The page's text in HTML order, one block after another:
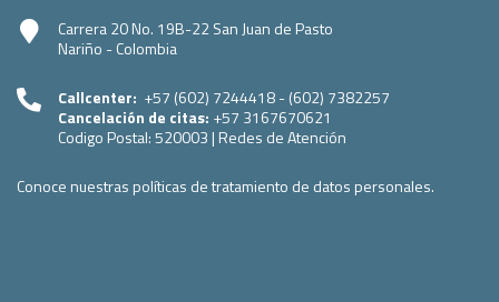
Carrera 20 No. 19B-22 San Juan de Pasto
Nariño - Colombia
Callcenter: +57 (602) 7244418 - (602) 7382257
Cancelación de citas: +57 3167670621
Codigo Postal:520003 | Redes de Atención
Conoce nuestras políticas de tratamiento de datos personales.